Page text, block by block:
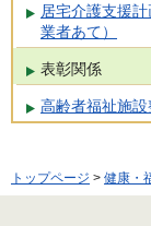
居宅介護支援
業者あて）
表彰関係
高齢者福祉施
トップページ > 健康・